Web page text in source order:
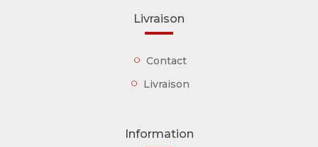
Livraison
Contact
Livraison
Information